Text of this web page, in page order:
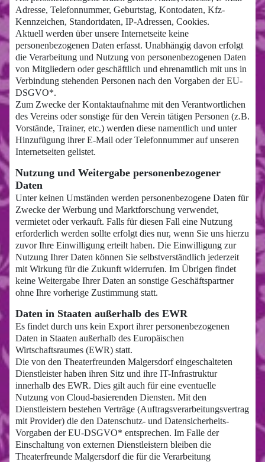
Adresse, Telefonnummer, Geburtstag, Kontodaten, Kfz-
Kennzeichen, Standortdaten, IP-Adressen, Cookies.
Aktuell werden über unsere Internetseite keine
personenbezogenen Daten erfasst. Unabhängig davon erfolgt
die Verarbeitung und Nutzung von personenbezogenen Daten
von Mitgliedern oder geschäftlich und ehrenamtlich mit uns in
Verbindung stehenden Personen nach den Vorgaben der EU-
DSGVO*.
Zum Zwecke der Kontaktaufnahme mit den Verantwortlichen
des Vereins oder sonstige für den Verein tätigen Personen (z.B.
Vorstände, Trainer, etc.) werden diese namentlich und unter
Hinzufügung ihrer E-Mail oder Telefonnummer auf unseren
Internetseiten gelistet.
Nutzung und Weitergabe personenbezogener
Daten
Unter keinen Umständen werden personenbezogene Daten für
Zwecke der Werbung und Marktforschung verwendet,
vermietet oder verkauft. Falls für diesen Fall eine Nutzung
erforderlich werden sollte erfolgt dies nur, wenn Sie uns hierzu
zuvor Ihre Einwilligung erteilt haben. Die Einwilligung zur
Nutzung Ihrer Daten können Sie selbstverständlich jederzeit
mit Wirkung für die Zukunft widerrufen. Im Übrigen findet
keine Weitergabe Ihrer Daten an sonstige Geschäftspartner
ohne Ihre vorherige Zustimmung statt.
Daten in Staaten außerhalb des EWR
Es findet durch uns kein Export ihrer personenbezogenen
Daten in Staaten außerhalb des Europäischen
Wirtschaftsraumes (EWR) statt.
Die von den Theaterfreunden Malgersdorf eingeschalteten
Dienstleister haben ihren Sitz und ihre IT-Infrastruktur
innerhalb des EWR. Dies gilt auch für eine eventuelle
Nutzung von Cloud-basierenden Diensten. Mit den
Dienstleistern bestehen Verträge (Auftragsverarbeitungsvertrag
mit Provider) die den Datenschutz- und Datensicherheits-
Vorgaben der EU-DSGVO* entsprechen. Im Falle der
Einschaltung von externen Dienstleistern bleiben die
Theaterfreunde Malgersdorf die für die Verarbeitung